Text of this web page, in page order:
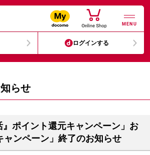
MENU
ログインする
らせ
』ポイント還元キャンペーン」お
ャンペーン」終了のお知らせ